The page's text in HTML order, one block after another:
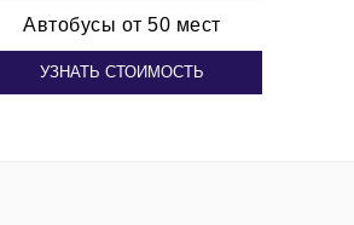
Автобусы от 50 мест
УЗНАТЬ СТОИМОСТЬ